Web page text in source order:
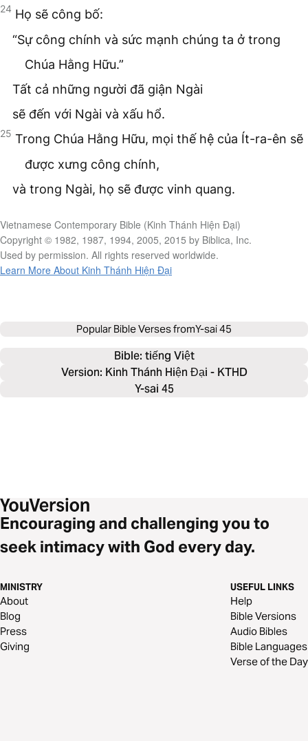
24 Họ sẽ công bố:
“Sự công chính và sức mạnh chúng ta ở trong
Chúa Hằng Hữu.”
Tất cả những người đã giận Ngài
sẽ đến với Ngài và xấu hổ.
25 Trong Chúa Hằng Hữu, mọi thế hệ của Ít-ra-ên sẽ
được xưng công chính,
và trong Ngài, họ sẽ được vinh quang.
Vietnamese Contemporary Bible (Kinh Thánh Hiện Đại)
Copyright © 1982, 1987, 1994, 2005, 2015 by Biblica, Inc.
Used by permission. All rights reserved worldwide.
Learn More About Kinh Thánh Hiện Đại
Popular Bible Verses fromY-sai 45
Bible: tiếng Việt
Version: Kinh Thánh Hiện Đại - KTHD
Y-sai 45
Encouraging and challenging you to
seek intimacy with God every day.
MINISTRY
About
Blog
Press
Giving
USEFUL LINKS
Help
Bible Versions
Audio Bibles
Bible Languages
Verse of the Day